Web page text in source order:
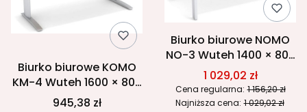
Biurko biurowe KOMO
KM-4 Wuteh 1600 × 800
mm
945,38 zł
Biurko biurowe NOMO
NO-3 Wuteh 1400 × 800
mm
1 029,02 zł
Cena regularna: 1 156,20 zł
Najniższa cena: 1 029,02 zł